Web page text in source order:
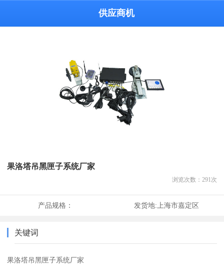
供应商机
果洛塔吊黑匣子系统厂家
浏览次数： 291 次
产品规格： 发货地:上海市嘉定区
关键词
果洛塔吊黑匣子系统厂家